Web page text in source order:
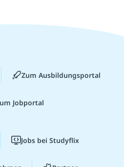
Zum Ausbildungsportal
Jobportal
Jobs bei Studyflix